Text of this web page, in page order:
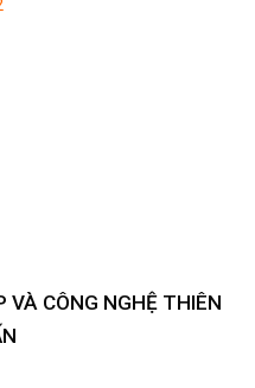
VÀ CÔNG NGHỆ THIÊN